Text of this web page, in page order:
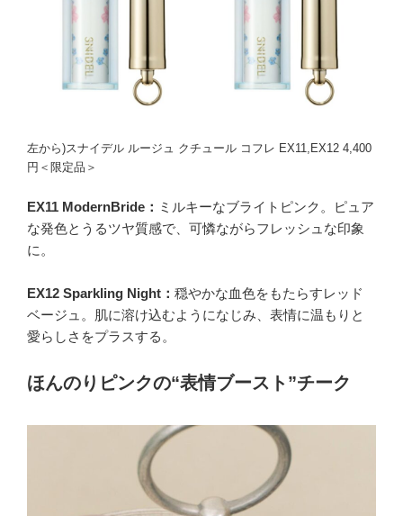
左から)スナイデル ルージュ クチュール コフレ EX11,EX12 4,400
円＜限定品＞
EX11 ModernBride： ミルキーなブライトピンク。ピュア
な発色とうるツヤ質感で、可憐ながらフレッシュな印象
に。
EX12 Sparkling Night： 穏やかな血色をもたらすレッド
ベージュ。肌に溶け込むようになじみ、表情に温もりと
愛らしさをプラスする。
ほんのりピンクの“表情ブースト”チーク